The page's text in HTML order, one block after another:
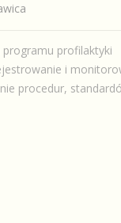
profilaktyki
i
procedur,